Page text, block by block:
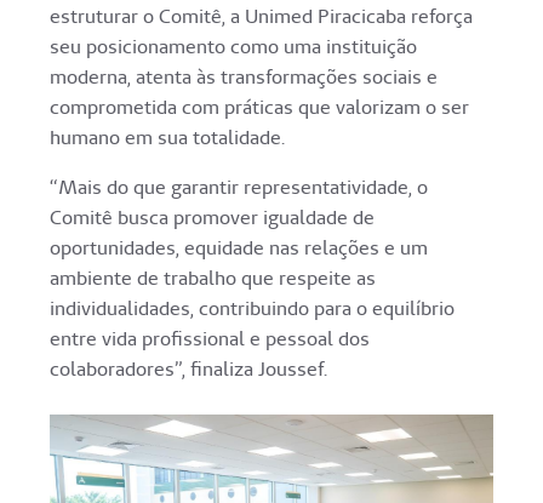
estruturar o Comitê, a Unimed Piracicaba reforça
seu posicionamento como uma instituição
moderna, atenta às transformações sociais e
comprometida com práticas que valorizam o ser
humano em sua totalidade.
“Mais do que garantir representatividade, o
Comitê busca promover igualdade de
oportunidades, equidade nas relações e um
ambiente de trabalho que respeite as
individualidades, contribuindo para o equilíbrio
entre vida profissional e pessoal dos
colaboradores”, finaliza Joussef.